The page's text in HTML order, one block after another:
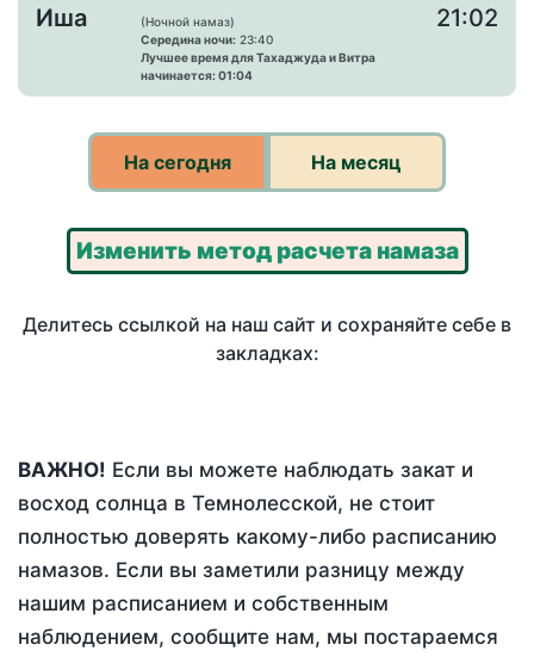
Иша
(Ночной намаз)
Середина ночи: 23:40
Лучшее время для Тахаджуда и Витра
начинается: 01:04
21:02
На сегодня На месяц
Изменить метод расчета намаза
Делитесь ссылкой на наш сайт и сохраняйте себе в
закладках:
ВАЖНО! Если вы можете наблюдать закат и
восход солнца в Темнолесской, не стоит
полностью доверять какому-либо расписанию
намазов. Если вы заметили разницу между
нашим расписанием и собственным
наблюдением, сообщите нам, мы постараемся